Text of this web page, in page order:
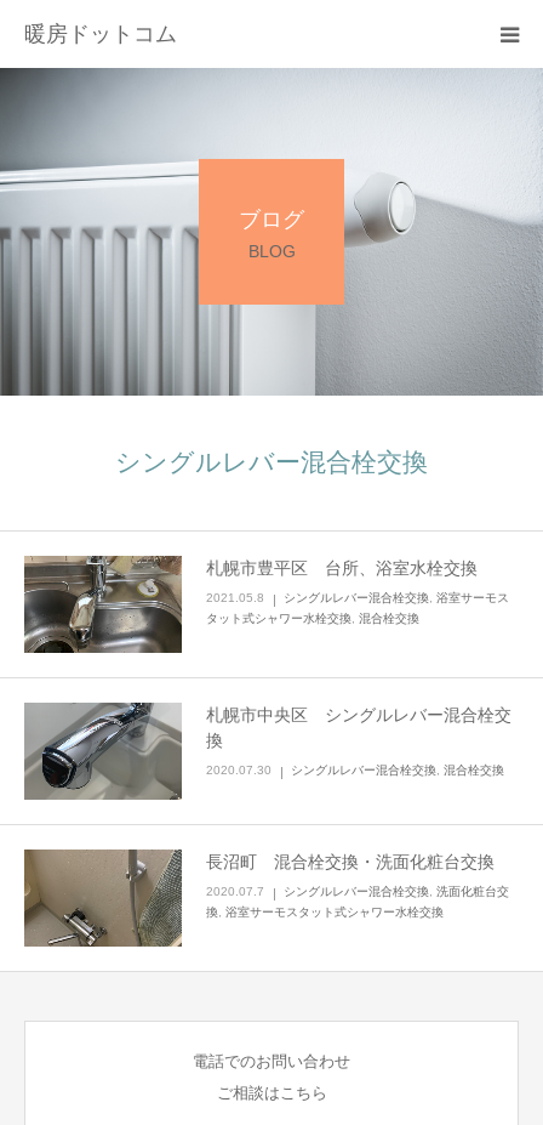
暖房ドットコム
ブログ
BLOG
シングルレバー混合栓交換
札幌市豊平区 台所、浴室水栓交換
2021.05.8 シングルレバー混合栓交換 浴室サーモス
タット式シャワー水栓交換 混合栓交換
札幌市中央区 シングルレバー混合栓交
換
2020.07.30 シングルレバー混合栓交換 混合栓交換
長沼町 混合栓交換・洗面化粧台交換
2020.07.7 シングルレバー混合栓交換 洗面化粧台交
換 浴室サーモスタット式シャワー水栓交換
電話でのお問い合わせ
ご相談はこちら
サービス一覧
その他サービス